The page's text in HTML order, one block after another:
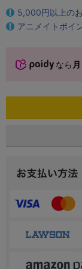
5,000円以上の
アニメイトポイ
なら